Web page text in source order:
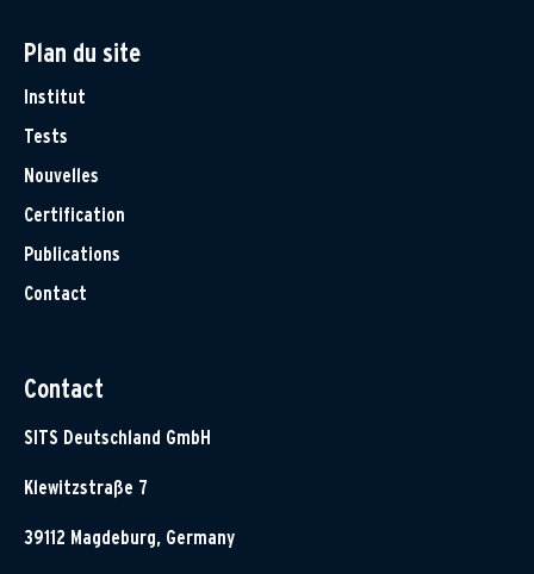
Plan du site
Institut
Tests
Nouvelles
Certification
Publications
Contact
Contact
SITS Deutschland GmbH
Klewitzstraße 7
39112 Magdeburg, Germany